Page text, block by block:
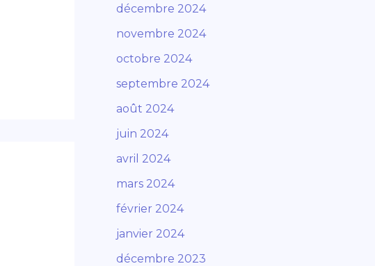
décembre 2024
novembre 2024
octobre 2024
septembre 2024
août 2024
juin 2024
avril 2024
mars 2024
février 2024
janvier 2024
décembre 2023